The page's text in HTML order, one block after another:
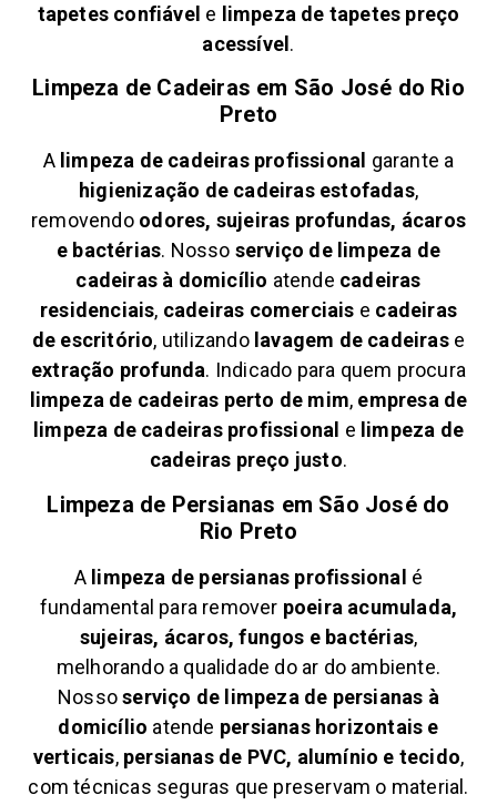
tapetes confiável e limpeza de tapetes preço
acessível .
Limpeza de Cadeiras em São José do Rio
Preto
A limpeza de cadeiras profissional garante a
higienização de cadeiras estofadas,
removendoodores, sujeiras profundas, ácaros
e bactérias. Nosso serviço de limpeza de
cadeiras à domicílio atende cadeiras
residenciais, cadeiras comerciais e cadeiras
de escritório, utilizando lavagem de cadeirase
extração profunda. Indicado para quem procura
limpeza de cadeiras perto de mim, empresa de
limpeza de cadeiras profissional e limpeza de
cadeiras preço justo.
Limpeza de Persianas em São José do
Rio Preto
A limpeza de persianas profissional é
fundamental para remover poeira acumulada,
sujeiras, ácaros, fungos e bactérias,
melhorando a qualidade do ar do ambiente.
Nossoserviço de limpeza de persianas à
domicílio atende persianas horizontais e
verticais, persianas de PVC, alumínio e tecido,
com técnicas seguras que preservam o material.